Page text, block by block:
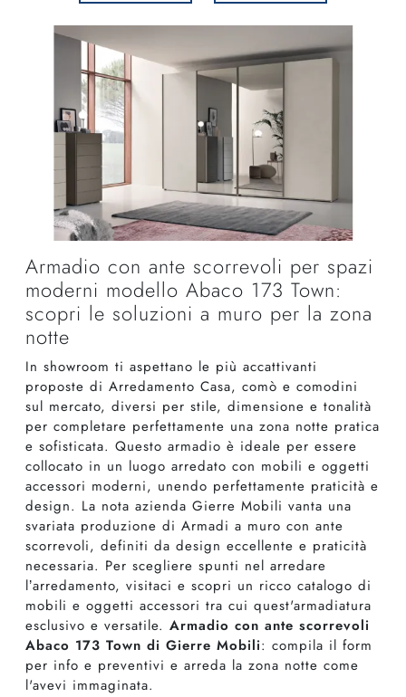
Armadio con ante scorrevoli per spazi
moderni modello Abaco 173 Town:
scopri le soluzioni a muro per la zona
notte
In showroom ti aspettano le più accattivanti
proposte di Arredamento Casa, comò e comodini
sul mercato, diversi per stile, dimensione e tonalità
per completare perfettamente una zona notte pratica
e sofisticata. Questo armadio è ideale per essere
collocato in un luogo arredato con mobili e oggetti
accessori moderni, unendo perfettamente praticità e
design. La nota azienda Gierre Mobili vanta una
svariata produzione di Armadi a muro con ante
scorrevoli, definiti da design eccellente e praticità
necessaria. Per scegliere spunti nel arredare
l’arredamento, visitaci e scopri un ricco catalogo di
mobili e oggetti accessori tra cui quest'armadiatura
esclusivo e versatile. Armadio con ante scorrevoli
Abaco 173 Town di Gierre Mobili: compila il form
per info e preventivi e arreda la zona notte come
l'avevi immaginata.